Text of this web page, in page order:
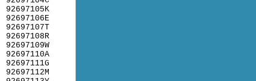
92697105K
92697106E
92697107T
92697108R
92697109W
92697110A
92697111G
92697112M